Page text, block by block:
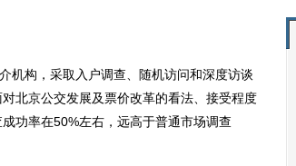
构，采取入户调查、随机访问和深度访谈
北京公交发展及票价改革的看法、接受程度
功率在50%左右，远高于普通市场调查